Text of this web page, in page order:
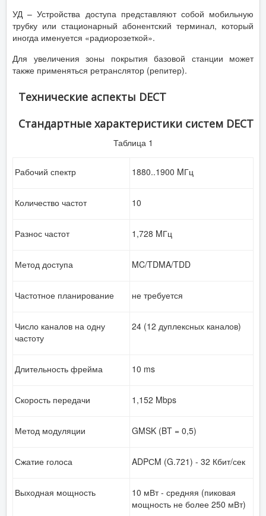
УД – Устройства доступа представляют собой мобильную
трубку или стационарный абонентский терминал, который
иногда именуется «радиорозеткой».
Для увеличения зоны покрытия базовой станции может
также применяться ретранслятор (репитер).
Технические аспекты DECT
Стандартные характеристики систем DECT
Таблица 1
Рабочий спектр 1880..1900 MГц
Количество частот 10
Разнос частот 1,728 MГц
Метод доступа MC/TDMA/TDD
Частотное планирование не требуется
Число каналов на одну
частоту
24 (12 дуплексных каналов)
Длительность фрейма 10 ms
Скорость передачи 1,152 Mbps
Метод модуляции GMSK (BT = 0,5)
Сжатие голоса ADPСM (G.721) - 32 Кбит/сек
Выходная мощность
10 мВт - средняя (пиковая
мощность не более 250 мВт)